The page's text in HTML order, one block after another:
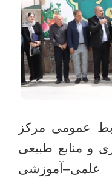
مرکز
و منابع طبیعی
علمی– آموزشی